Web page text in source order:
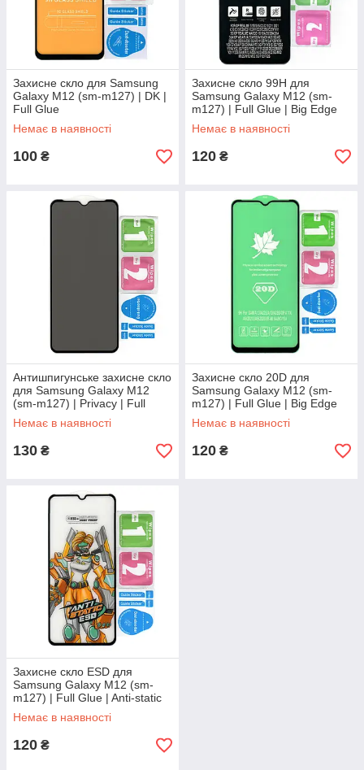
Захисне скло для Samsung
Galaxy M12 (sm-m127) | DK |
Full Glue
Немає в наявності
100 ₴
Захисне скло 99H для
Samsung Galaxy M12 (sm-
m127) | Full Glue | Big Edge
Немає в наявності
120 ₴
Антишпигунське захисне скло
для Samsung Galaxy M12
(sm-m127) | Privacy | Full
Glue
Немає в наявності
130 ₴
Захисне скло 20D для
Samsung Galaxy M12 (sm-
m127) | Full Glue | Big Edge
Немає в наявності
120 ₴
Захисне скло ESD для
Samsung Galaxy M12 (sm-
m127) | Full Glue | Anti-static
Немає в наявності
120 ₴